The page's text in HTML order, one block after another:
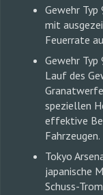
Gewehr Typ
mit
Feuerrate
Gewehr
Lauf des
speziellen
effektive
Fahrzeugen.
Tokyo
japanische
Schuss-